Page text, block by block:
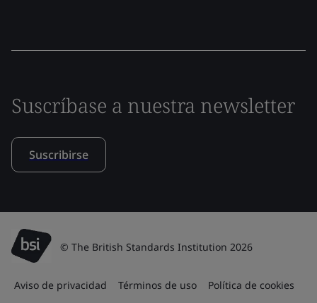
Suscríbase a nuestra newsletter
Suscribirse
© The British Standards Institution 2026
Aviso de privacidad Términos de uso Política de cookies